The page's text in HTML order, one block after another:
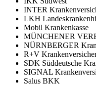
INTER
LKH
Mobil Krankenkasse
MÜNCHENER
NÜRNBERGER
R+V
SDK Süddeutsche
SIGNAL
Salus BKK